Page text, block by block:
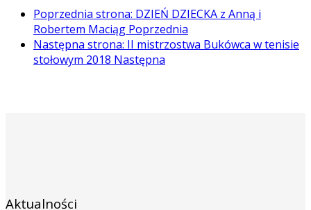
Poprzednia strona: DZIEŃ DZIECKA z Anną i
Robertem Maciąg Poprzednia
Następna strona: II mistrzostwa Bukówca w tenisie
stołowym 2018 Następna
Aktualności